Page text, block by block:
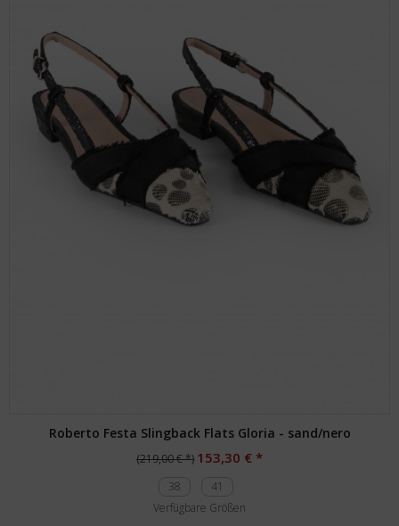
Roberto Festa Slingback Flats Gloria - sand/nero
(219,00 € *) 153,30 € *
38
41
Verfügbare Größen